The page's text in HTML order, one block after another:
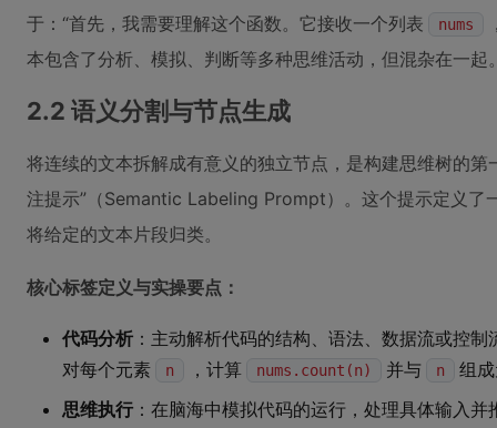
于：“首先，我需要理解这个函数。它接收一个列表
nums
本包含了分析、模拟、判断等多种思维活动，但混杂在一起
2.2 语义分割与节点生成
将连续的文本拆解成有意义的独立节点，是构建思维树的
注提示”（Semantic Labeling Prompt）。这个提示定义了
将给定的文本片段归类。
核心标签定义与实操要点：
代码分析 ：主动解析代码的结构、语法、数据流或控制
对每个元素
n ，计算 nums.count(n) 并与 n
组
思维执行 ：在脑海中模拟代码的运行，处理具体输入